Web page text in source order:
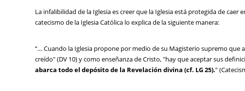
La infalibilidad de la Iglesia es creer que la Iglesia está protegida de
catecismo de la Iglesia Católica lo explica de la siguiente manera:
“… Cuando la Iglesia propone por medio de su Magisterio supremo que
creído" (DV 10) y como enseñanza de Cristo, "hay que aceptar sus
abarca todo el depósito de la Revelación divina (cf. LG 25).”